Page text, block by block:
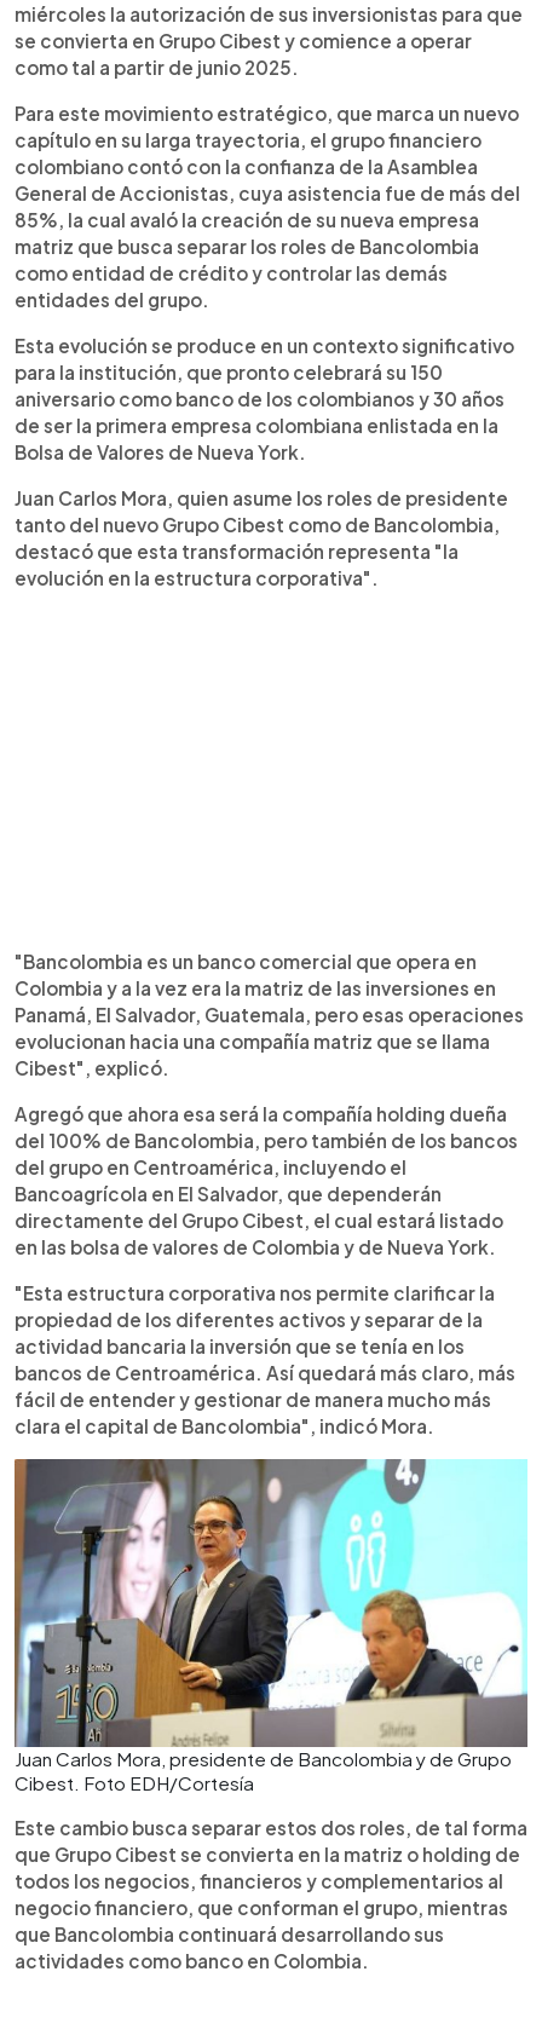
miércoles la autorización de sus inversionistas para que
se convierta en Grupo Cibest y comience a operar
como tal a partir de junio 2025.
Para este movimiento estratégico, que marca un nuevo
capítulo en su larga trayectoria, el grupo financiero
colombiano contó con la confianza de la Asamblea
General de Accionistas, cuya asistencia fue de más del
85%, la cual avaló la creación de su nueva empresa
matriz que busca separar los roles de Bancolombia
como entidad de crédito y controlar las demás
entidades del grupo.
Esta evolución se produce en un contexto significativo
para la institución, que pronto celebrará su 150
aniversario como banco de los colombianos y 30 años
de ser la primera empresa colombiana enlistada en la
Bolsa de Valores de Nueva York.
Juan Carlos Mora, quien asume los roles de presidente
tanto del nuevo Grupo Cibest como de Bancolombia,
destacó que esta transformación representa "la
evolución en la estructura corporativa".
"Bancolombia es un banco comercial que opera en
Colombia y a la vez era la matriz de las inversiones en
Panamá, El Salvador, Guatemala, pero esas operaciones
evolucionan hacia una compañía matriz que se llama
Cibest", explicó.
Agregó que ahora esa será la compañía holding dueña
del 100% de Bancolombia, pero también de los bancos
del grupo en Centroamérica, incluyendo el
Bancoagrícola en El Salvador, que dependerán
directamente del Grupo Cibest, el cual estará listado
en las bolsa de valores de Colombia y de Nueva York.
"Esta estructura corporativa nos permite clarificar la
propiedad de los diferentes activos y separar de la
actividad bancaria la inversión que se tenía en los
bancos de Centroamérica. Así quedará más claro, más
fácil de entender y gestionar de manera mucho más
clara el capital de Bancolombia", indicó Mora.
Juan Carlos Mora, presidente de Bancolombia y de Grupo
Cibest. Foto EDH/Cortesía
Este cambio busca separar estos dos roles, de tal forma
que Grupo Cibest se convierta en la matriz o holding de
todos los negocios, financieros y complementarios al
negocio financiero, que conforman el grupo, mientras
que Bancolombia continuará desarrollando sus
actividades como banco en Colombia.